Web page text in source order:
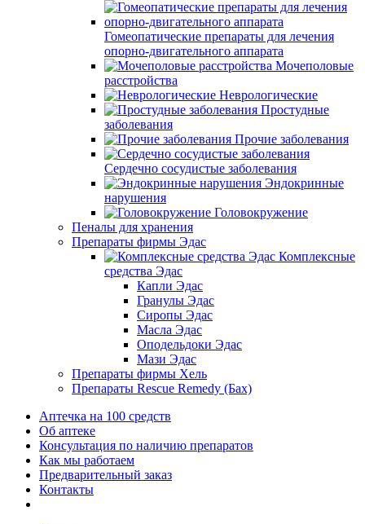
Гомеопатические препараты для лечения
опорно-двигательного аппарата
Мочеполовые
расстройства
Неврологические
Простудные
заболевания
Прочие заболевания
Сердечно сосудистые заболевания
Эндокринные
нарушения
Головокружение
Пеналы для хранения
Препараты фирмы Эдас
Комплексные
средства Эдас
Капли Эдас
Гранулы Эдас
Сиропы Эдас
Масла Эдас
Оподельдоки Эдас
Мази Эдас
Препараты фирмы Хель
Препараты Rescue Remedy (Бах)
Аптечка на 100 средств
Об аптеке
Консультация по наличию препаратов
Как мы работаем
Предварительный заказ
Контакты